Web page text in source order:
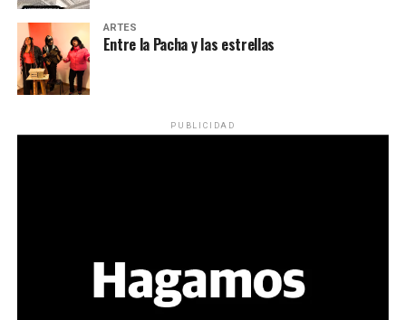
ARTES
Entre la Pacha y las estrellas
PUBLICIDAD